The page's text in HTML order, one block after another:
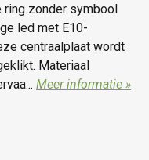
zonder symbool
led met E10-
centraalplaat wordt
Materiaal
Meer informatie »